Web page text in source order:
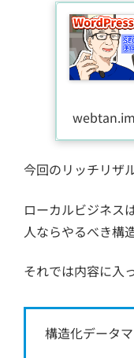
今回のリッチリザ
ローカルビジネス
人ならやるべき構
それでは内容に入
構造化データ